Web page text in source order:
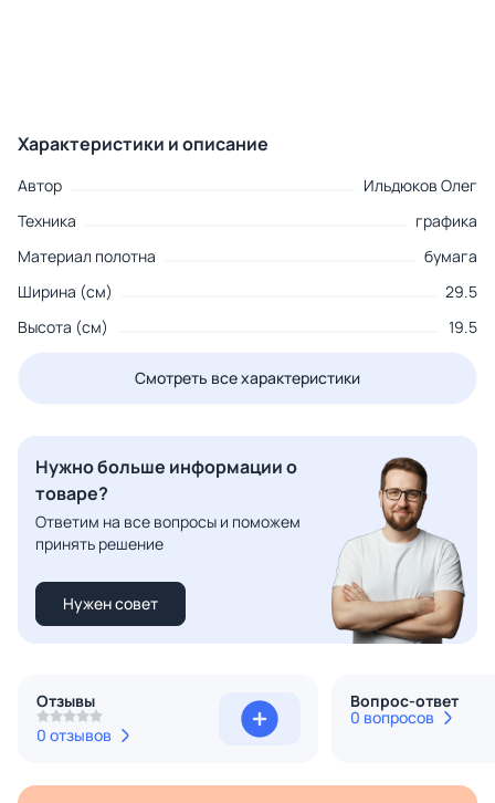
Характеристики и описание
Автор
Ильдюков Олег
Техника
графика
Материал полотна
бумага
Ширина (см)
29.5
Высота (см)
19.5
Смотреть все характеристики
Нужно больше информации о
товаре?
Ответим на все вопросы и поможем
принять решение
Нужен совет
Отзывы
0 отзывов
Вопрос-ответ
0 вопросов